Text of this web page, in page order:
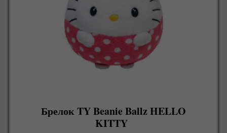
Брелок TY Beanie Ballz HELLO
KITTY